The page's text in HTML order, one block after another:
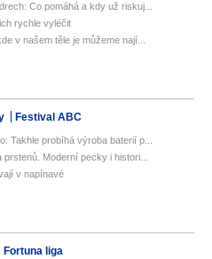
Co pomáhá a kdy už riskuj...
rychle vyléčit
v našem těle je můžeme nají...
Festival ABC
Takhle probíhá výroba baterií p...
Moderní pecky i histori...
v napínavé
Fortuna liga